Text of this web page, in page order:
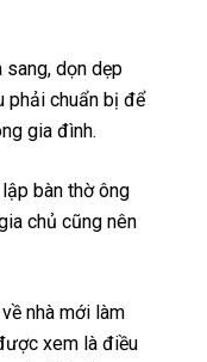
sang, dọn dẹp
phải chuẩn bị để
gia đình.
bàn thờ ông
chủ cũng nên
nhà mới làm
xem là điều